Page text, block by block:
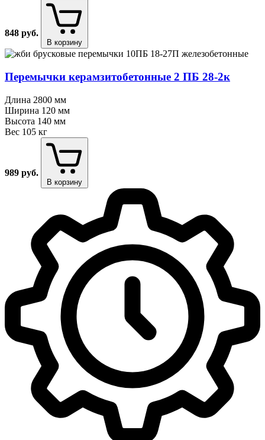
848 руб.
В корзину
Перемычки керамзитобетонные 2 ПБ 28⁠-⁠2к
Длина 2800 мм
Ширина 120 мм
Высота 140 мм
Вес 105 кг
989 руб.
В корзину